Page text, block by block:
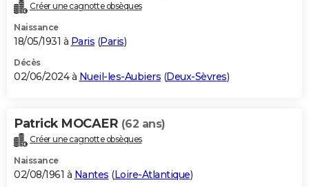
Créer une cagnotte obsèques
Naissance
18/05/1931 à Paris (Paris)
Décès
02/06/2024 à Nueil-les-Aubiers (Deux-Sèvres)
Patrick MOCAER (62 ans)
Créer une cagnotte obsèques
Naissance
02/08/1961 à Nantes (Loire-Atlantique)